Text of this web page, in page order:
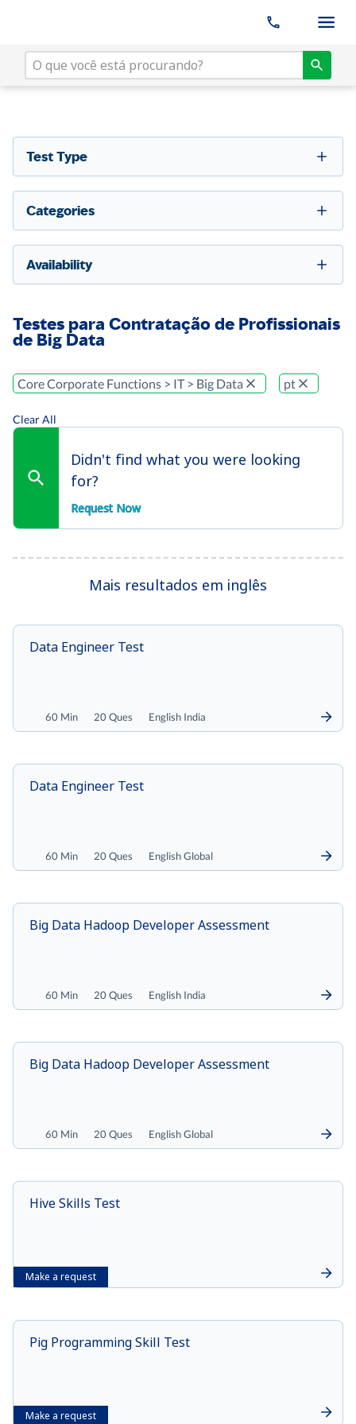
Test Type
Categories
Availability
Testes para Contratação de Profissionais
de Big Data
Core Corporate Functions > IT > Big Data pt
Clear All
Didn't find what you were looking
for?
Request Now
Mais resultados em inglês
60 Min 20 Ques English India
Data Engineer Test
60 Min 20 Ques English Global
Data Engineer Test
60 Min 20 Ques English India
Big Data Hadoop Developer Assessment
60 Min 20 Ques English Global
Big Data Hadoop Developer Assessment
Make a request
Hive Skills Test
Make a request
Pig Programming Skill Test